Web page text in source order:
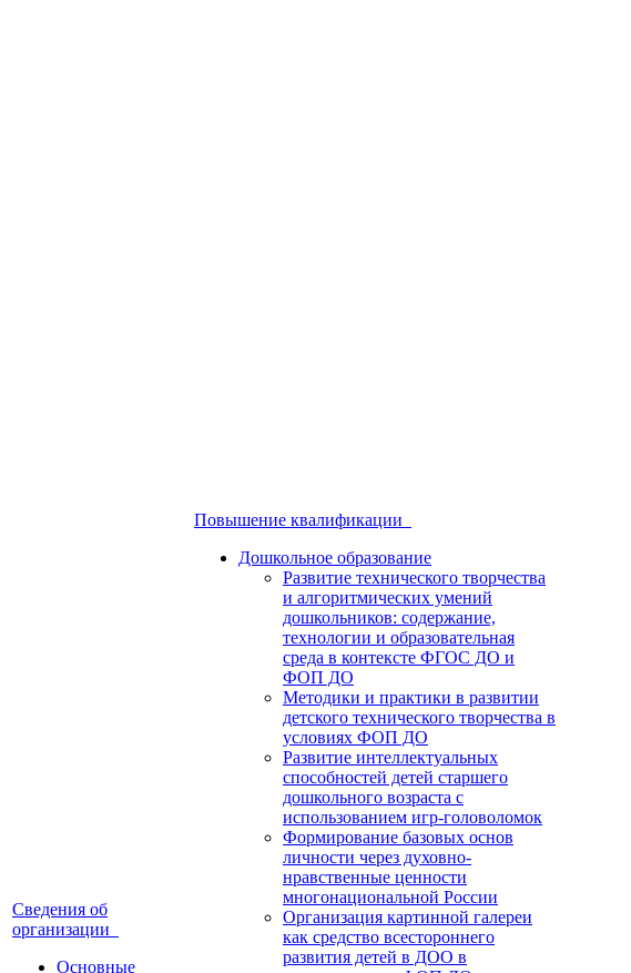
Сведения об
организации
Основные
Повышение квалификации
Дошкольное образование
Развитие технического творчества
и алгоритмических умений
дошкольников: содержание,
технологии и образовательная
среда в контексте ФГОС ДО и
ФОП ДО
Методики и практики в развитии
детского технического творчества в
условиях ФОП ДО
Развитие интеллектуальных
способностей детей старшего
дошкольного возраста с
использованием игр-головоломок
Формирование базовых основ
личности через духовно-
нравственные ценности
многонациональной России
Организация картинной галереи
как средство всестороннего
развития детей в ДОО в